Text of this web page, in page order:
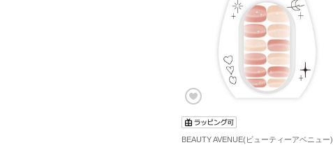
BEAUTY AVENUE(ビューティーアベニュー)